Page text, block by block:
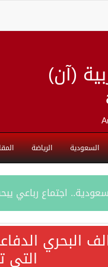
(آن)
السعودية الرياضة
اجتماع رباعي
السعودي: جميع
البحري
التي